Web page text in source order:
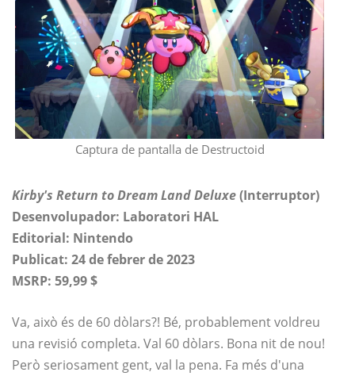
Captura de pantalla de Destructoid
Kirby's Return to Dream Land Deluxe(Interruptor)
Desenvolupador: Laboratori HAL
Editorial: Nintendo
Publicat: 24 de febrer de 2023
MSRP: 59,99 $
Va, això és de 60 dòlars?! Bé, probablement voldreu
una revisió completa. Val 60 dòlars. Bona nit de nou!
Però seriosament gent, val la pena. Fa més d'una